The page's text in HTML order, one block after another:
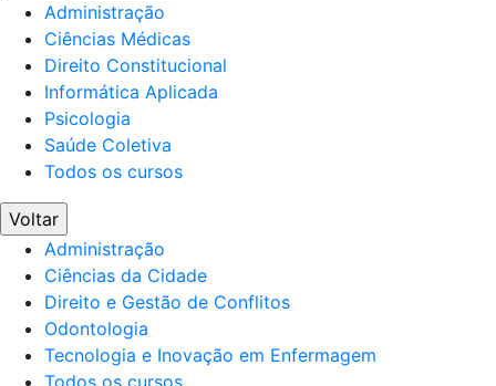
Administração
Ciências Médicas
Direito Constitucional
Informática Aplicada
Psicologia
Saúde Coletiva
Todos os cursos
Voltar
Administração
Ciências da Cidade
Direito e Gestão de Conflitos
Odontologia
Tecnologia e Inovação em Enfermagem